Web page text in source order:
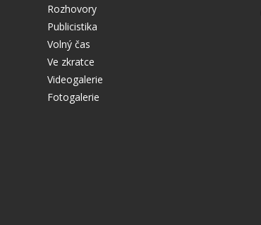
Rozhovory
Publicistika
Volný čas
Ve zkratce
Videogalerie
Fotogalerie